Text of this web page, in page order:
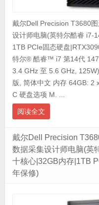
戴尔Dell Precision T3680
设计师电脑(英特尔酷睿 i7-
1TB PCIe固态硬盘
特尔® 酷睿™ i7 第14代
3.4 GHz 至 5.6 GHz,
版, 简体中文 内存 64GB: 2
C 硬盘选项 M. ...
阅读全文
戴尔Dell Precision
数据采集设计师电脑(英
十核心|32GB内存|1TB
年保修)